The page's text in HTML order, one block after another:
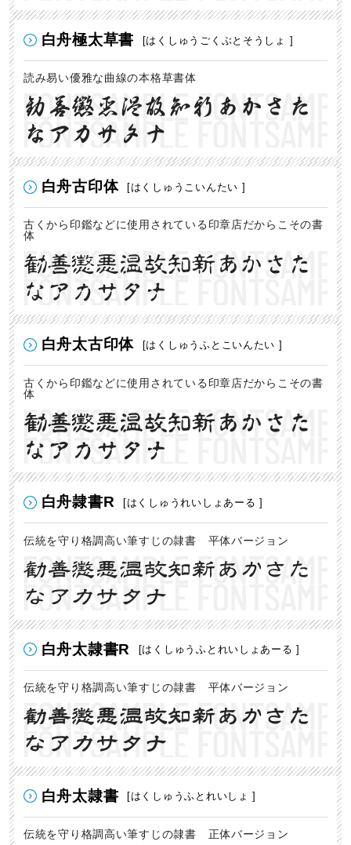
白舟極太草書 [はくしゅうごくぶとそうしょ ]
読み易い優雅な曲線の本格草書体
勧善懲悪温故知新あかさた
なアカサタナ
白舟古印体 [はくしゅうこいんたい ]
古くから印鑑などに使用されている印章店だからこその書
体
勧善懲悪温故知新あかさた
なアカサタナ
白舟太古印体 [はくしゅうふとこいんたい ]
古くから印鑑などに使用されている印章店だからこその書
体
勧善懲悪温故知新あかさた
なアカサタナ
白舟隷書R [はくしゅうれいしょあーる ]
伝統を守り格調高い筆すじの隷書 平体バージョン
勧善懲悪温故知新あかさた
なアカサタナ
白舟太隷書R [はくしゅうふとれいしょあーる ]
伝統を守り格調高い筆すじの隷書 平体バージョン
勧善懲悪温故知新あかさた
なアカサタナ
白舟太隷書 [はくしゅうふとれいしょ ]
伝統を守り格調高い筆すじの隷書 正体バージョン